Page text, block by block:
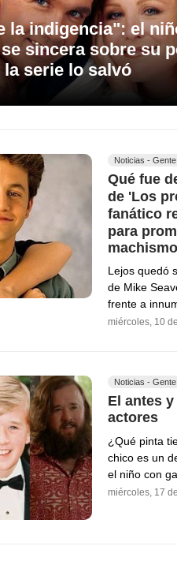
la indigencia": el
sincera sobre su
serie lo salvó
Noticias - Gente
Qué fue
de 'Los
fanático
para
machismo
Lejos quedó
de Mike
frente a
miércoles, 10
Noticias - Gente
El antes
actores
¿Qué pinta
chico es un
el niño con
miércoles, 17